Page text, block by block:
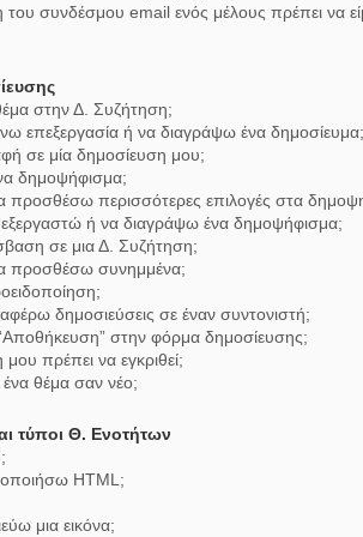
συνδέσμου email ενός μέλους πρέπει να
στην Δ. Συζήτηση;
επεξεργασία ή να διαγράψω ένα δημοσίευμα;
σε μία δημοσίευση μου;
δημοψήφισμα;
προσθέσω περισσότερες επιλογές στα
ή να διαγράψω ένα δημοψήφισμα;
σε μια Δ. Συζήτηση;
προσθέσω συνημμένα;
δημοσιεύσεις σε έναν συντονιστή;
“Αποθήκευση” στην φόρμα δημοσίευσης;
μου πρέπει να εγκριθεί;
θέμα σαν νέο;
τύποι Θ. Ενοτήτων
HTML;
μια εικόνα;